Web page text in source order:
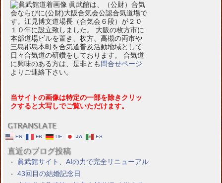
眞武館は、（公財）合気
会ならびに(公財)大阪合気会公認合気道場で
す。江見博文道場長（合気会６段）が２０
１０年に設立致しました。 大阪の枚方市に
本部道場ビルを置き、枚方、高槻の両市や
三島郡島本町を合気道普及活動地域として
日々合気道の研鑽をしております。 合気道
に興味のある方は、是非とも 問合せページ
よりご連絡下さい。
当サイトの画像は特定の一部を除きクリッ
クすると大写しでご覧いただけます。
GTRANSLATE
EN FR DE JA ES
直近のブログ投稿
眞武館サイト、AIの力で完全リニューアル
43回目の結婚記念日